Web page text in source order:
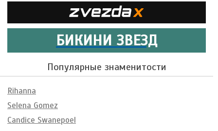
БИКИНИ ЗВЕЗД
Популярные знаменитости
Rihanna
Selena Gomez
Candice Swanepoel